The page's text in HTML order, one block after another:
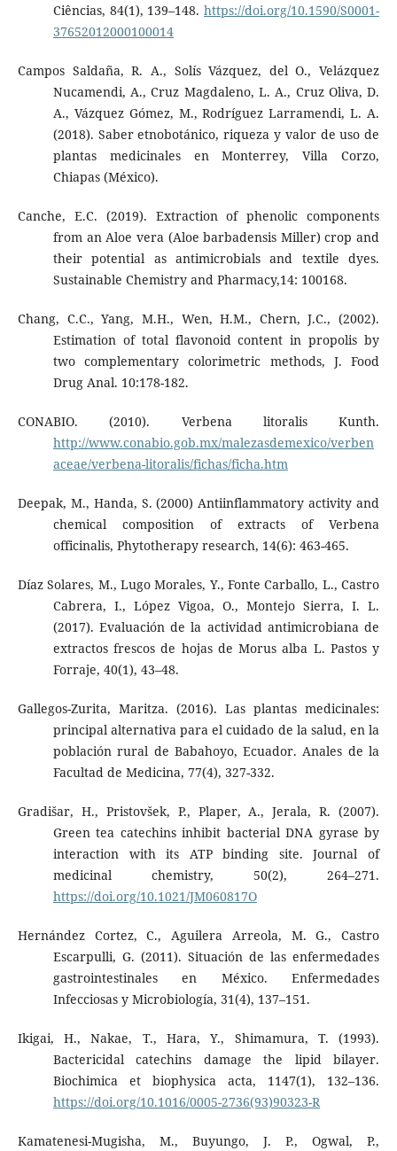
Ciências, 84(1), 139–148.https://doi.org/10.1590/S0001-
37652012000100014
Campos Saldaña, R. A., Solís Vázquez, del O., Velázquez
Nucamendi, A., Cruz Magdaleno, L. A., Cruz Oliva, D.
A., Vázquez Gómez, M., Rodríguez Larramendi, L. A.
(2018). Saber etnobotánico, riqueza y valor de uso de
plantas medicinales en Monterrey, Villa Corzo,
Chiapas (México).
Canche, E.C. (2019). Extraction of phenolic components
from an Aloe vera (Aloe barbadensis Miller) crop and
their potential as antimicrobials and textile dyes.
Sustainable Chemistry and Pharmacy,14: 100168.
Chang, C.C., Yang, M.H., Wen, H.M., Chern, J.C., (2002).
Estimation of total flavonoid content in propolis by
two complementary colorimetric methods, J. Food
Drug Anal. 10:178-182.
CONABIO. (2010). Verbena litoralis Kunth.
http://www.conabio.gob.mx/malezasdemexico/verben
aceae/verbena-litoralis/fichas/ficha.htm
Deepak, M., Handa, S. (2000) Antiinflammatory activity and
chemical composition of extracts of Verbena
officinalis, Phytotherapy research, 14(6): 463-465.
Díaz Solares, M., Lugo Morales, Y., Fonte Carballo, L., Castro
Cabrera, I., López Vigoa, O., Montejo Sierra, I. L.
(2017). Evaluación de la actividad antimicrobiana de
extractos frescos de hojas de Morus alba L. Pastos y
Forraje, 40(1), 43–48.
Gallegos-Zurita, Maritza. (2016). Las plantas medicinales:
principal alternativa para el cuidado de la salud, en la
población rural de Babahoyo, Ecuador. Anales de la
Facultad de Medicina, 77(4), 327-332.
Gradišar, H., Pristovšek, P., Plaper, A., Jerala, R. (2007).
Green tea catechins inhibit bacterial DNA gyrase by
interaction with its ATP binding site. Journal of
medicinal chemistry, 50(2), 264–271.
https://doi.org/10.1021/JM060817O
Hernández Cortez, C., Aguilera Arreola, M. G., Castro
Escarpulli, G. (2011). Situación de las enfermedades
gastrointestinales en México. Enfermedades
Infecciosas y Microbiología, 31(4), 137–151.
Ikigai, H., Nakae, T., Hara, Y., Shimamura, T. (1993).
Bactericidal catechins damage the lipid bilayer.
Biochimica et biophysica acta, 1147(1), 132–136.
https://doi.org/10.1016/0005-2736(93)90323-R
Kamatenesi-Mugisha, M., Buyungo, J. P., Ogwal, P.,